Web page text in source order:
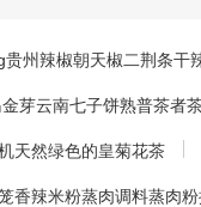
贵州辣椒朝天椒二荆条干
芽云南七子饼熟普茶者
天然绿色的皇菊花茶
香辣米粉蒸肉调料蒸肉